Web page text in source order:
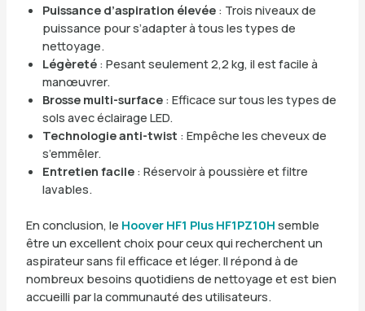
Puissance d’aspiration élevée: Trois niveaux de
puissance pour s’adapter à tous les types de
nettoyage.
Légèreté: Pesant seulement 2,2 kg, il est facile à
manœuvrer.
Brosse multi-surface: Efficace sur tous les types de
sols avec éclairage LED.
Technologie anti-twist : Empêche les cheveux de
s’emmêler.
Entretien facile: Réservoir à poussière et filtre
lavables.
En conclusion, le Hoover HF1 Plus HF1PZ10H semble
être un excellent choix pour ceux qui recherchent un
aspirateur sans fil efficace et léger. Il répond à de
nombreux besoins quotidiens de nettoyage et est bien
accueilli par la communauté des utilisateurs.